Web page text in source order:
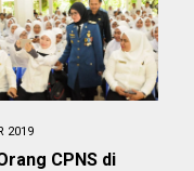
2019
CPNS di